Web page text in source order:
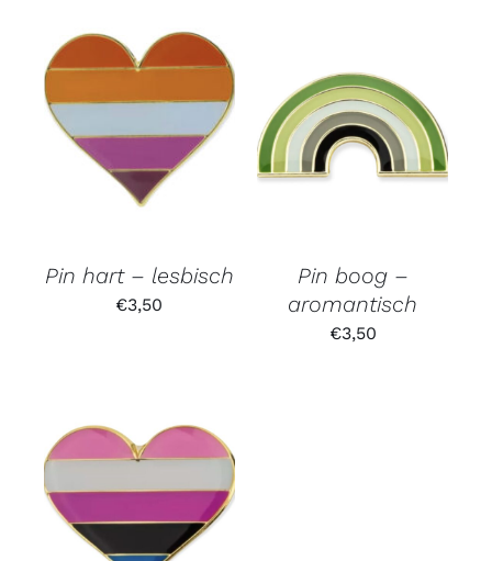
Pin hart – lesbisch
€3,50
Pin boog –
aromantisch
€3,50